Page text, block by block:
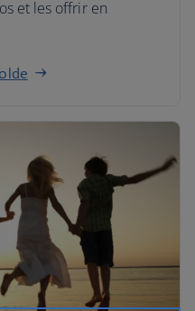
et les offrir en